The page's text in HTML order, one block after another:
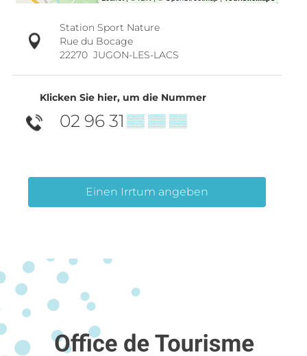
Station Sport Nature
Rue du Bocage
22270 JUGON-LES-LACS
Klicken Sie hier, um die Nummer
02 96 31 ▒▒ ▒▒ ▒▒
Einen Irrtum angeben